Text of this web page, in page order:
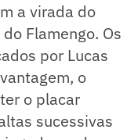
a virada do
Flamengo. Os
por Lucas
o
o placar
sucessivas